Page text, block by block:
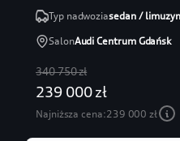
Typ nadwoziasedan /
SalonAudi Centrum Gdańsk
340 750 zł
239 000 zł
Najniższa cena:239 000 zł